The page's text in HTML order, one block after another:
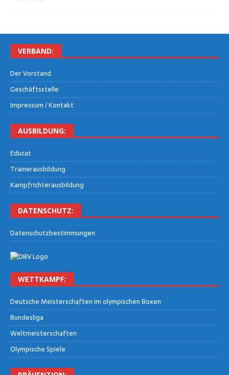
VER­BAND:
Der Vor­stand
Geschäfts­stel­le
Impres­sum / Kontakt
AUS­BIL­DUNG:
Edu­cat
Trai­ner­aus­bil­dung
Kampf­rich­ter­aus­bil­dung
DATEN­SCHUTZ:
Daten­schutz­be­stim­mun­gen
WETT­KAMPF:
Deut­sche Meis­ter­schaf­ten im olym­pi­schen Boxen
Bun­des­li­ga
Welt­meis­ter­schaf­ten
Olym­pi­sche Spiele